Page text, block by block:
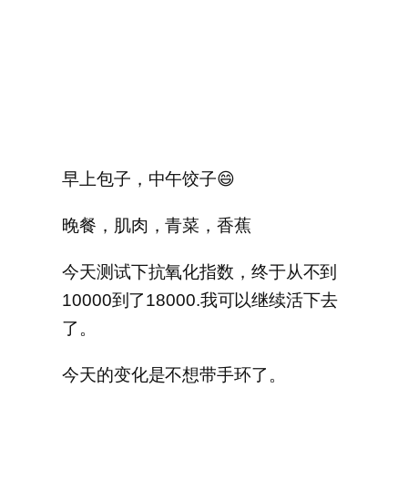
早上包子，中午饺子😄
晚餐，肌肉，青菜，香蕉
今天测试下抗氧化指数，终于从不到
10000到了18000.我可以继续活下去
了。
今天的变化是不想带手环了。